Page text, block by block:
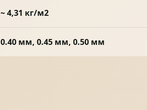
~ 4,31 кг/м2
0.40 мм, 0.45 мм, 0.50 мм